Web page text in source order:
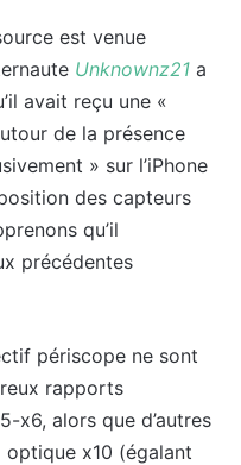
est venue
Unknownz21 a
avait reçu une «
de la présence
» sur l’iPhone
des capteurs
qu’il
précédentes
périscope ne sont
rapports
x6, alors que d’autres
x10 (égalant